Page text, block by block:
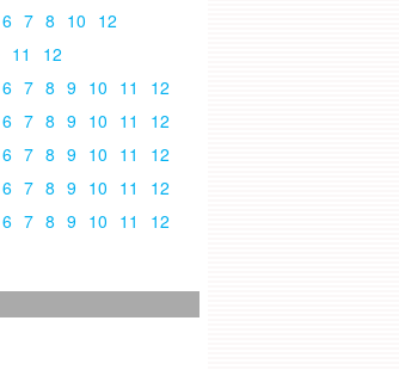
6 7 8 10 12
11
12
6 7 8 9 10 11
12
6 7 8 9 10 11
12
6 7 8 9 10 11
12
6 7 8 9 10 11
12
6 7 8 9 10 11
12